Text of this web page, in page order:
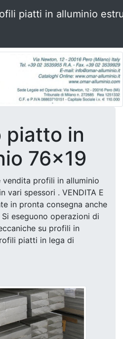
piatti in alluminio
piatto in
76x19
vendita profili in alluminio
vari spessori . VENDITA E
in pronta consegna anche
eseguono operazioni di
su profili in
piatti in lega di